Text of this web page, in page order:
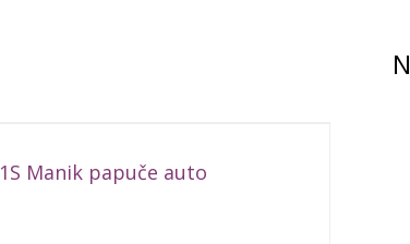
1S Manik papuče auto